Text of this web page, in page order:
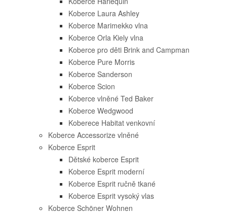
Koberce Laura Ashley
Koberce Marimekko vlna
Koberce Orla Kiely vlna
Koberce pro děti Brink and Campman
Koberce Pure Morris
Koberce Sanderson
Koberce Scion
Koberce vlněné Ted Baker
Koberce Wedgwood
Koberece Habitat venkovní
Koberce Accessorize vlněné
Koberce Esprit
Dětské koberce Esprit
Koberce Esprit moderní
Koberce Esprit ručně tkané
Koberce Esprit vysoký vlas
Koberce Schöner Wohnen